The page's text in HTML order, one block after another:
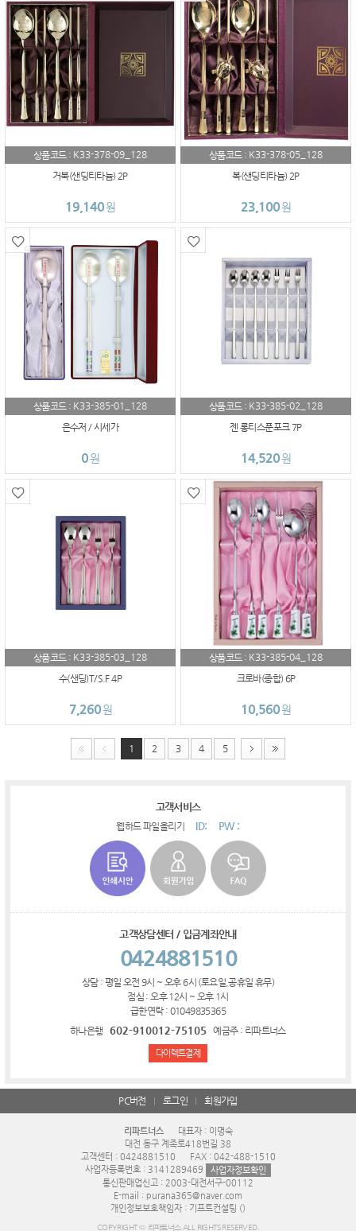
상품코드 : K33-378-09_128
거북(샌딩티타늄) 2P
19,140원
상품코드 : K33-378-05_128
복(샌딩티타늄) 2P
23,100원
상품코드 : K33-385-01_128
은수저 / 시세가
0원
상품코드 : K33-385-02_128
젠 롱티스푼포크 7P
14,520원
상품코드 : K33-385-03_128
수(샌딩)T/S.F 4P
7,260원
상품코드 : K33-385-04_128
크로바(종합) 6P
10,560원
1 2 3 4 5
고객서비스
웹하드 파일올리기 ID: PW :
고객상담센터 / 입금계좌안내
0424881510
상담 : 평일 오전 9시 ~ 오후 6시 (토요일,공휴일 휴무)
점심 : 오후 12시 ~ 오후 1시
급한연락 : 01049835365
하나은행
602-910012-75105 예금주 : 리파트너스
다이렉트결제
PC버전 로그인 회원가입
리파트너스
대표자 : 이명숙
대전 동구 계족로418번길 38
고객센터 : 0424881510
FAX : 042-488-1510
사업자등록번호 : 3141289469
사업자정보확인
통신판매업신고 : 2003-대전서구-00112
E-mail : purana365@naver.com
개인정보보호책임자 : 기프트컨설팅 ()
COPYRIGHT © 리파트너스 ALL RIGHTS RESERVED.